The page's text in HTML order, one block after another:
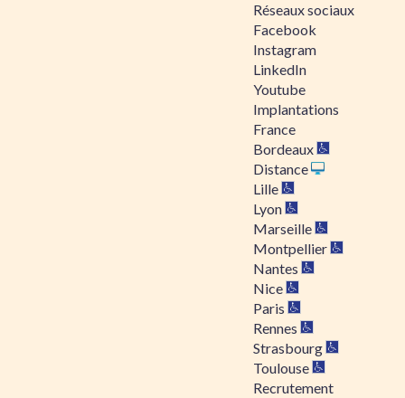
Réseaux sociaux
Facebook
Instagram
LinkedIn
Youtube
Implantations
France
Bordeaux
Distance
Lille
Lyon
Marseille
Montpellier
Nantes
Nice
Paris
Rennes
Strasbourg
Toulouse
Recrutement